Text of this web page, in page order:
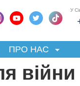
У
ПРО НАС